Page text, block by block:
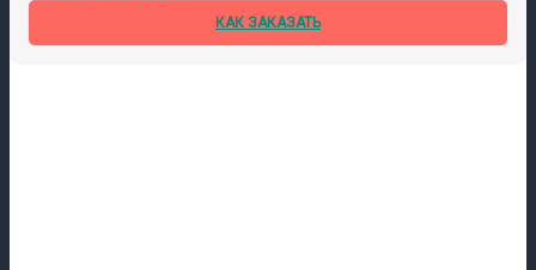
КАК ЗАКАЗАТЬ